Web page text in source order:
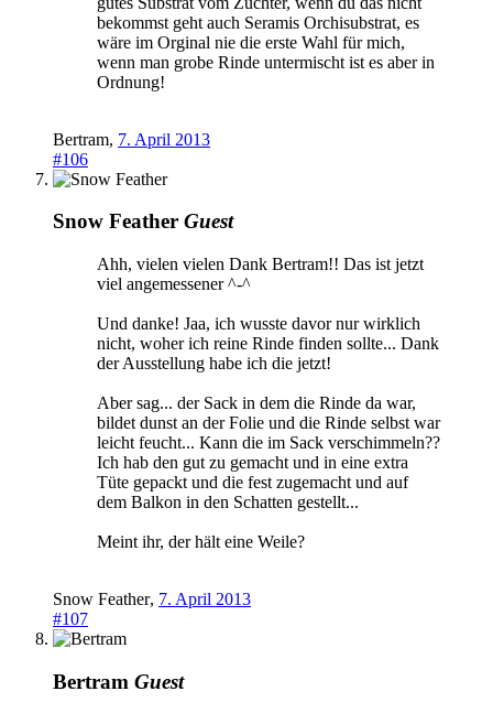
bekommst geht auch Seramis Orchisubstrat, es
wäre im Orginal nie die erste Wahl für mich,
wenn man grobe Rinde untermischt ist es aber in
Ordnung!
Bertram, 7. April 2013
#106
Snow Feather Guest
Ahh, vielen vielen Dank Bertram!! Das ist jetzt
viel angemessener ^-^
Und danke! Jaa, ich wusste davor nur wirklich
nicht, woher ich reine Rinde finden sollte... Dank
der Ausstellung habe ich die jetzt!
Aber sag... der Sack in dem die Rinde da war,
bildet dunst an der Folie und die Rinde selbst war
leicht feucht... Kann die im Sack verschimmeln??
Ich hab den gut zu gemacht und in eine extra
Tüte gepackt und die fest zugemacht und auf
dem Balkon in den Schatten gestellt...
Meint ihr, der hält eine Weile?
Snow Feather, 7. April 2013
#107
Bertram Guest